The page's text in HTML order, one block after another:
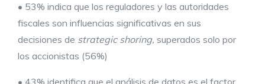
• 53% indica que los reguladores y las autoridades
fiscales son influencias significativas en sus
decisiones de strategic shoring, superados solo por
los accionistas (56%)